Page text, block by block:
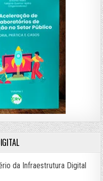
da Infraestrutura Digital